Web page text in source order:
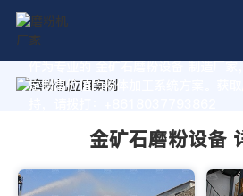
作为专业的 金矿石磨粉设备 制造厂家
定制高价值的粉体加工系统方案。获取
金矿石磨粉设备